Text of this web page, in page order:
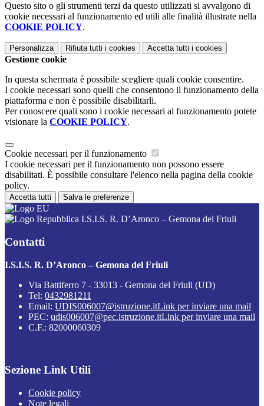
Questo sito o gli strumenti terzi da questo utilizzati si avvalgono di
cookie necessari al funzionamento ed utili alle finalità illustrate nella
COOKIE POLICY.
Personalizza Rifiuta tutti i cookies Accetta tutti i cookies
Gestione cookie
In questa schermata è possibile scegliere quali cookie consentire.
I cookie necessari sono quelli che consentono il funzionamento della
piattaforma e non è possibile disabilitarli.
Per conoscere quali sono i cookie necessari al funzionamento potete
visionare la COOKIE POLICY.
Cookie necessari per il funzionamento
I cookie necessari per il funzionamento non possono essere
disabilitati. È possibile consultare l'elenco nella pagina della cookie
policy.
Accetta tutti Salva le preferenze
I.S.I.S. R. D’Aronco – Gemona del Friuli
Contatti
I.S.I.S. R. D’Aronco – Gemona del Friuli
Via Battiferro 7 - 33013 - Gemona del Friuli (UD)
Tel: 0432981211
Email: UDIS006007@istruzione.itLink per inviare una mail
PEC: udis006007@pec.istruzione.itLink per inviare una mail
C.F.: 82000060309
Sezione Link Utili
Cookie policy
Note legali